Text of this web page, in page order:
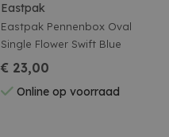
Eastpak
Eastpak Pennenbox Oval
Single Flower Swift Blue
€ 23,00
Online op voorraad